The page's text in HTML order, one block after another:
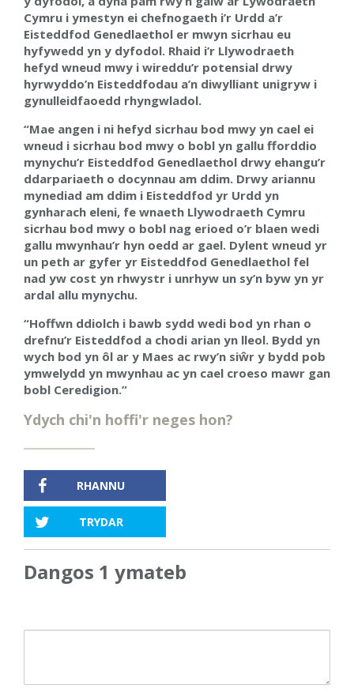
Cymru i ymestyn ei chefnogaeth i’r Urdd a’r
Eisteddfod Genedlaethol er mwyn sicrhau eu
hyfywedd yn y dyfodol. Rhaid i’r Llywodraeth
hefyd wneud mwy i wireddu’r potensial drwy
hyrwyddo’n Eisteddfodau a’n diwylliant unigryw i
gynulleidfaoedd rhyngwladol.
“Mae angen i ni hefyd sicrhau bod mwy yn cael ei
wneud i sicrhau bod mwy o bobl yn gallu fforddio
mynychu’r Eisteddfod Genedlaethol drwy ehangu’r
ddarpariaeth o docynnau am ddim. Drwy ariannu
mynediad am ddim i Eisteddfod yr Urdd yn
gynharach eleni, fe wnaeth Llywodraeth Cymru
sicrhau bod mwy o bobl nag erioed o’r blaen wedi
gallu mwynhau’r hyn oedd ar gael. Dylent wneud yr
un peth ar gyfer yr Eisteddfod Genedlaethol fel
nad yw cost yn rhwystr i unrhyw un sy’n byw yn yr
ardal allu mynychu.
“Hoffwn ddiolch i bawb sydd wedi bod yn rhan o
drefnu’r Eisteddfod a chodi arian yn lleol. Bydd yn
wych bod yn ôl ar y Maes ac rwy’n siŵr y bydd pob
ymwelydd yn mwynhau ac yn cael croeso mawr gan
bobl Ceredigion.”
Ydych chi'n hoffi'r neges hon?
RHANNU
TRYDAR
Dangos 1 ymateb